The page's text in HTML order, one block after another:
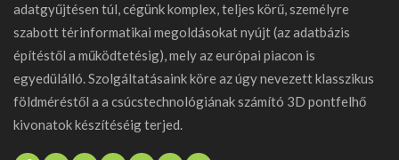
adatgyűjtésen túl, cégünk komplex, teljes körű, személyre
szabott térinformatikai megoldásokat nyújt (az adatbázis
építéstől a működtetésig), mely az európai piacon is
egyedülálló. Szolgáltatásaink köre az úgy nevezett klasszikus
földméréstől a a csúcstechnológiának számító 3D pontfelhő
kivonatok készítéséig terjed.